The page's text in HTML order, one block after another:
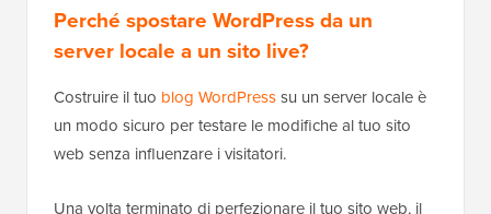
Perché spostare WordPress da un
server locale a un sito live?
Costruire il tuo blog WordPresssu un server locale è
un modo sicuro per testare le modifiche al tuo sito
web senza influenzare i visitatori.
Una volta terminato di perfezionare il tuo sito web, il